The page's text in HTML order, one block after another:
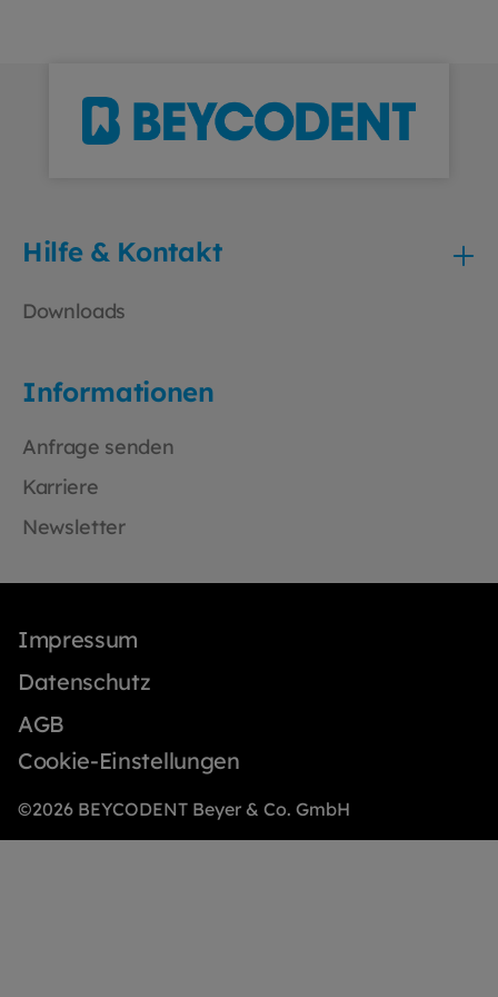
105 cm Ausstattung: Stehkragen Verdeckte
Druckknopfleiste 2 Seitentaschen 1
Klassisches Design für einen professionellen
Rückenfalte und Gehschlitz
Hilfe & Kontakt
Downloads
Informationen
Anfrage senden
Karriere
Newsletter
Impressum
Datenschutz
AGB
Cookie-Einstellungen
©2026 BEYCODENT Beyer & Co. GmbH